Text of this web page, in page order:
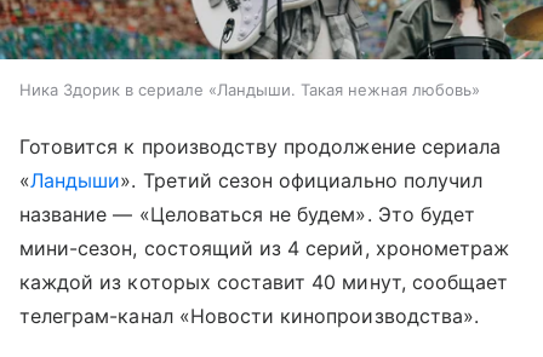
Ника Здорик в сериале «Ландыши. Такая нежная любовь»
Готовится к производству продолжение сериала
«Ландыши». Третий сезон официально получил
название — «Целоваться не будем». Это будет
мини-сезон, состоящий из 4 серий, хронометраж
каждой из которых составит 40 минут, сообщает
телеграм-канал «Новости кинопроизводства».